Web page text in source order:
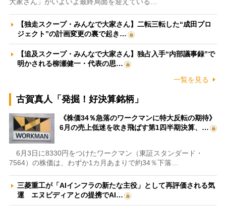
大家さん」がいよいよ最終局面を迎えている…
【独走スクープ・みんなで大家さん】二転三転した“成田プロ
ジェクト”の計画変更の裏で起き…
【追及スクープ・みんなで大家さん】独占入手“内部議事録”で
明かされる柳瀬健一・代表の思…
一覧を見る
古賀真人「発掘！好決算銘柄」
《株価34％急落のワークマンに特大反転の期待》
6月の売上低迷を吹き飛ばす第1四半期決算、…
6月3日に8330円をつけたワークマン（東証スタンダード・
7564）の株価は、わずか1カ月あまりで約34％下落…
三菱重工が「AIインフラの新たな主役」として再評価される気
運 エヌビディアとの提携でAI…